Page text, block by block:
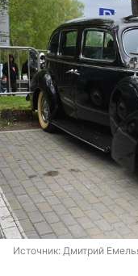
Источник: Дмитрий